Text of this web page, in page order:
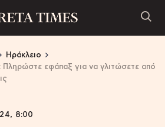
Ηράκλειο
εφάπαξ για να γλιτώσετε από
8:00